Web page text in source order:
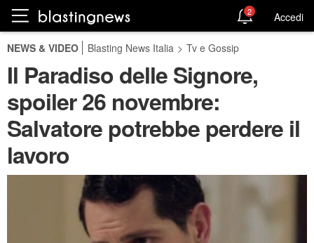
2 Accedi
NEWS & VIDEO Blasting News Italia > Tv e Gossip
Il Paradiso delle Signore,
spoiler 26 novembre:
Salvatore potrebbe perdere il
lavoro